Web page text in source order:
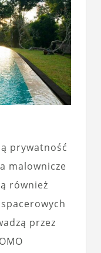
prywatność
malownicze
również
przez